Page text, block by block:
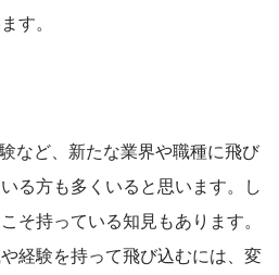
す。
など、新たな業界や職種に飛び
る方も多くいると思います。し
そ持っている知見もあります。
経験を持って飛び込むには、変